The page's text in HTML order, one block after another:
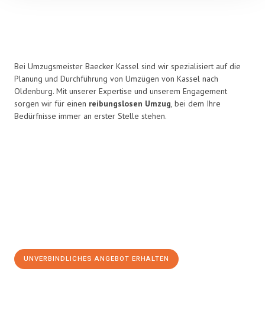
Bei Umzugsmeister Baecker Kassel sind wir spezialisiert auf die
Planung und Durchführung von Umzügen von Kassel nach
Oldenburg. Mit unserer Expertise und unserem Engagement
sorgen wir für einen reibungslosen Umzug, bei dem Ihre
Bedürfnisse immer an erster Stelle stehen.
UNVERBINDLICHES ANGEBOT ERHALTEN